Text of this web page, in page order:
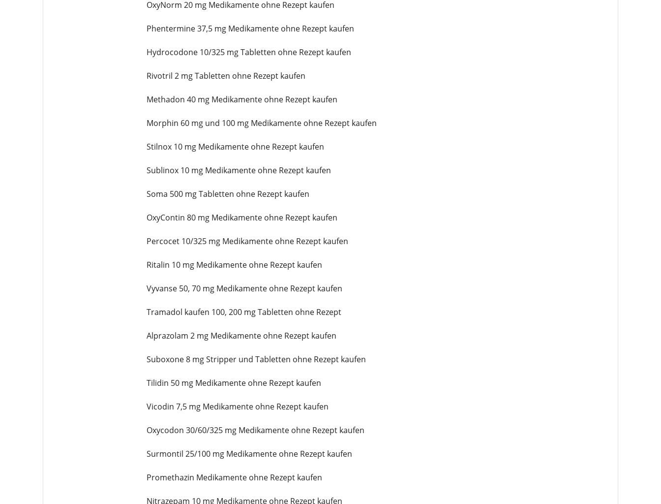
OxyNorm 20 mg Medikamente ohne Rezept kaufen
Phentermine 37,5 mg Medikamente ohne Rezept kaufen
Hydrocodone 10/325 mg Tabletten ohne Rezept kaufen
Rivotril 2 mg Tabletten ohne Rezept kaufen
Methadon 40 mg Medikamente ohne Rezept kaufen
Morphin 60 mg und 100 mg Medikamente ohne Rezept kaufen
Stilnox 10 mg Medikamente ohne Rezept kaufen
Sublinox 10 mg Medikamente ohne Rezept kaufen
Soma 500 mg Tabletten ohne Rezept kaufen
OxyContin 80 mg Medikamente ohne Rezept kaufen
Percocet 10/325 mg Medikamente ohne Rezept kaufen
Ritalin 10 mg Medikamente ohne Rezept kaufen
Vyvanse 50, 70 mg Medikamente ohne Rezept kaufen
Tramadol kaufen 100, 200 mg Tabletten ohne Rezept
Alprazolam 2 mg Medikamente ohne Rezept kaufen
Suboxone 8 mg Stripper und Tabletten ohne Rezept kaufen
Tilidin 50 mg Medikamente ohne Rezept kaufen
Vicodin 7,5 mg Medikamente ohne Rezept kaufen
Oxycodon 30/60/325 mg Medikamente ohne Rezept kaufen
Surmontil 25/100 mg Medikamente ohne Rezept kaufen
Promethazin Medikamente ohne Rezept kaufen
Nitrazepam 10 mg Medikamente ohne Rezept kaufen